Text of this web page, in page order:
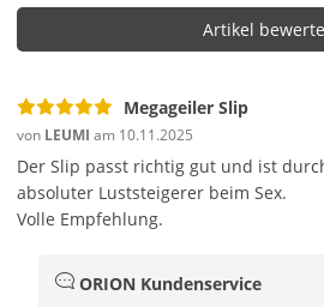
Artikel
Megageiler Slip
von LEUMI am 10.11.2025
Der Slip passt richtig gut und ist
absoluter Luststeigerer beim Sex.
Volle Empfehlung.
ORION Kundenservice